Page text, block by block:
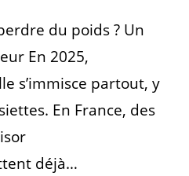
du poids ? Un
En 2025,
s’immisce partout, y
En France, des
déjà…